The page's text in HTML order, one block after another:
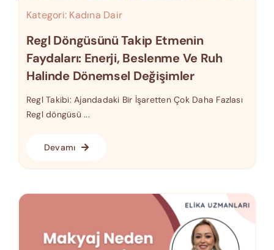
Kategori: Kadına Dair
Regl Döngüsünü Takip Etmenin
Faydaları: Enerji, Beslenme Ve Ruh
Halinde Dönemsel Değişimler
Regl Takibi: Ajandadaki Bir İşaretten Çok Daha Fazlası
Regl döngüsü ...
Devamı